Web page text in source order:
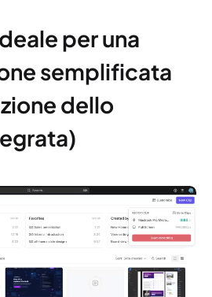
per una
semplificata
dello